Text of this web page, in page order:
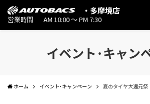
・多摩境店
営業時間 AM 10:00 ～ PM 7:30
イベント･キャン
ホーム イベント･キャンペーン 夏のタイヤ大還元祭